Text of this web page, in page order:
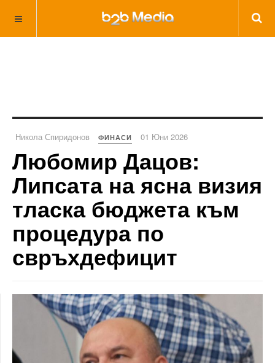
Никола Спиридонов ФИНАСИ 01 Юни 2026
Любомир Дацов:
Липсата на ясна визия
тласка бюджета към
процедура по
свръхдефицит